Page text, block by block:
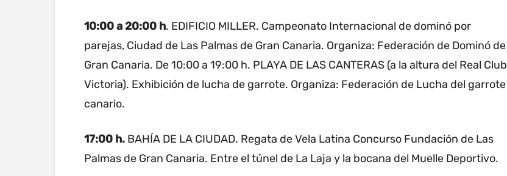
10:00 a 20:00 h. EDIFICIO MILLER. Campeonato Internacional de dominó por
parejas, Ciudad de Las Palmas de Gran Canaria. Organiza: Federación de Dominó de
Gran Canaria. De 10:00 a 19:00 h. PLAYA DE LAS CANTERAS (a la altura del Real Club
Victoria). Exhibición de lucha de garrote. Organiza: Federación de Lucha del garrote
canario.
17:00 h. BAHÍA DE LA CIUDAD. Regata de Vela Latina Concurso Fundación de Las
Palmas de Gran Canaria. Entre el túnel de La Laja y la bocana del Muelle Deportivo.